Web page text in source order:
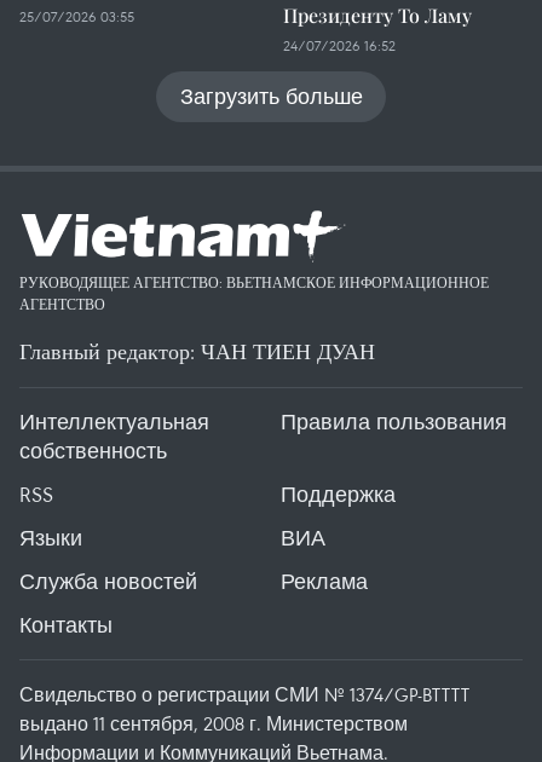
25/07/2026 03:55
Президенту То Ламу
24/07/2026 16:52
Загрузить больше
РУКОВОДЯЩЕЕ АГЕНТСТВО: ВЬЕТНАМСКОЕ ИНФОРМАЦИОННОЕ
АГЕНТСТВО
Главный редактор: ЧАН ТИЕН ДУАН
Интеллектуальная
собственность
Правила пользования
RSS
Поддержка
Языки
ВИА
Служба новостей
Реклама
Контакты
Свидельство о регистрации СМИ № 1374/GP-BTTTT
выдано 11 сентября, 2008 г. Министерством
Информации и Коммуникаций Вьетнама.